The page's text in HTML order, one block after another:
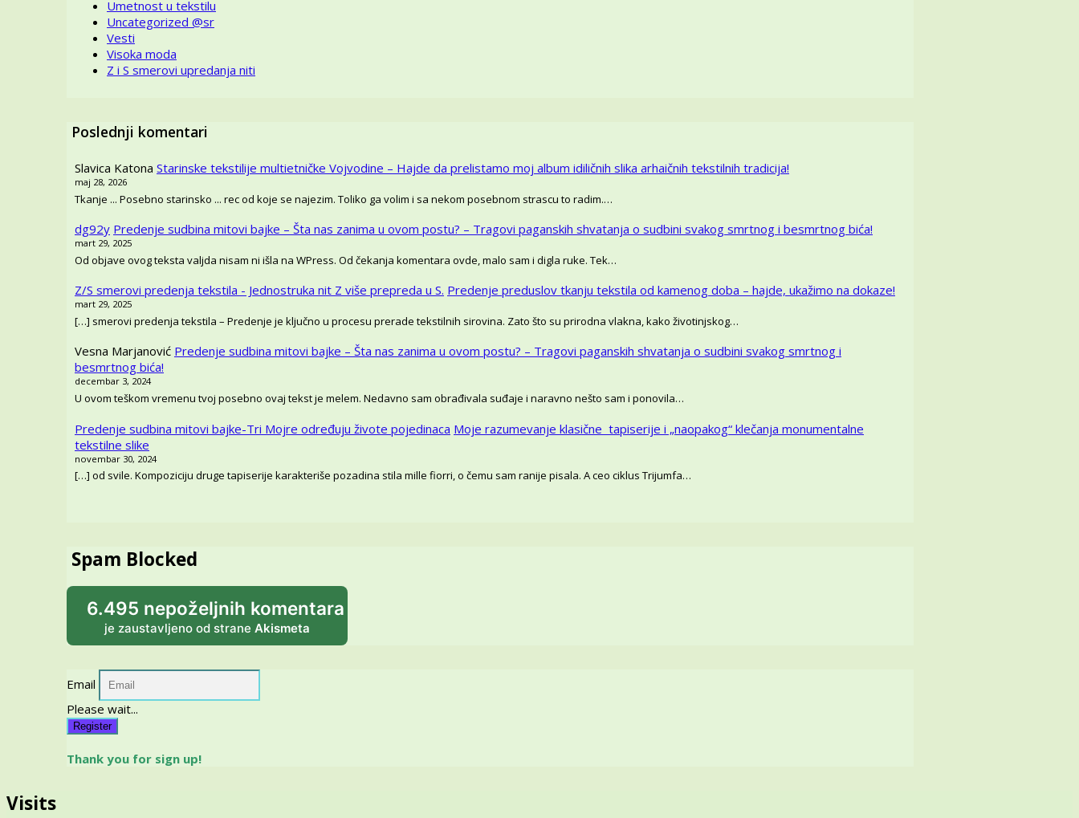
Umetnost u tekstilu
Uncategorized @sr
Vesti
Visoka moda
Z i S smerovi upredanja niti
Poslednji komentari
Slavica Katona Starinske tekstilije multietničke Vojvodine – Hajde da prelistamo moj album idiličnih slika arhaičnih tekstilnih tradicija!
maj 28, 2026
Tkanje ... Posebno starinsko ... rec od koje se najezim. Toliko ga volim i sa nekom posebnom strascu to radim.…
dg92y Predenje sudbina mitovi bajke – Šta nas zanima u ovom postu? – Tragovi paganskih shvatanja o sudbini svakog smrtnog i besmrtnog bića!
mart 29, 2025
Od objave ovog teksta valjda nisam ni išla na WPress. Od čekanja komentara ovde, malo sam i digla ruke. Tek…
Z/S smerovi predenja tekstila - Jednostruka nit Z više prepreda u S. Predenje preduslov tkanju tekstila od kamenog doba – hajde, ukažimo na dokaze!
mart 29, 2025
[…] smerovi predenja tekstila – Predenje je ključno u procesu prerade tekstilnih sirovina. Zato što su prirodna vlakna, kako životinjskog…
Vesna Marjanović Predenje sudbina mitovi bajke – Šta nas zanima u ovom postu? – Tragovi paganskih shvatanja o sudbini svakog smrtnog i
besmrtnog bića!
decembar 3, 2024
U ovom teškom vremenu tvoj posebno ovaj tekst je melem. Nedavno sam obrađivala suđaje i naravno nešto sam i ponovila…
Predenje sudbina mitovi bajke-Tri Mojre određuju živote pojedinaca Moje razumevanje klasične tapiserije i „naopakog“ klečanja monumentalne
tekstilne slike
novembar 30, 2024
[…] od svile. Kompoziciju druge tapiserije karakteriše pozadina stila mille fiorri, o čemu sam ranije pisala. A ceo ciklus Trijumfa…
Spam Blocked
6.495 nepoželjnih komentara
je zaustavljeno od strane Akismeta
Email
Please wait...
Register
Thank you for sign up!
Visits